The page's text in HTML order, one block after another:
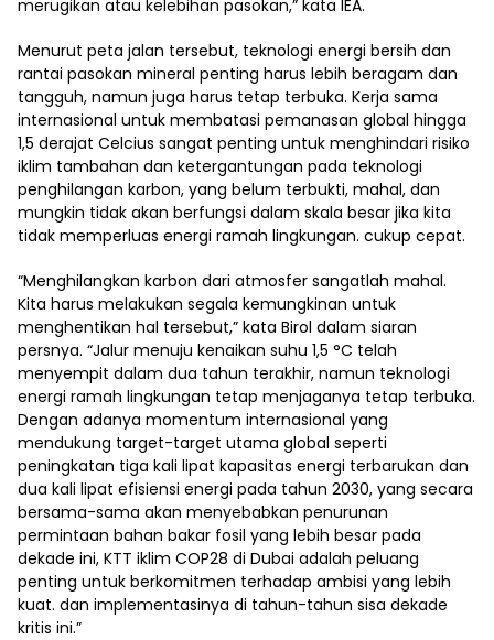
merugikan atau kelebihan pasokan,” kata IEA.
Menurut peta jalan tersebut, teknologi energi bersih dan
rantai pasokan mineral penting harus lebih beragam dan
tangguh, namun juga harus tetap terbuka. Kerja sama
internasional untuk membatasi pemanasan global hingga
1,5 derajat Celcius sangat penting untuk menghindari risiko
iklim tambahan dan ketergantungan pada teknologi
penghilangan karbon, yang belum terbukti, mahal, dan
mungkin tidak akan berfungsi dalam skala besar jika kita
tidak memperluas energi ramah lingkungan. cukup cepat.
“Menghilangkan karbon dari atmosfer sangatlah mahal.
Kita harus melakukan segala kemungkinan untuk
menghentikan hal tersebut,” kata Birol dalam siaran
persnya. “Jalur menuju kenaikan suhu 1,5 °C telah
menyempit dalam dua tahun terakhir, namun teknologi
energi ramah lingkungan tetap menjaganya tetap terbuka.
Dengan adanya momentum internasional yang
mendukung target-target utama global seperti
peningkatan tiga kali lipat kapasitas energi terbarukan dan
dua kali lipat efisiensi energi pada tahun 2030, yang secara
bersama-sama akan menyebabkan penurunan
permintaan bahan bakar fosil yang lebih besar pada
dekade ini, KTT iklim COP28 di Dubai adalah peluang
penting untuk berkomitmen terhadap ambisi yang lebih
kuat. dan implementasinya di tahun-tahun sisa dekade
kritis ini.”